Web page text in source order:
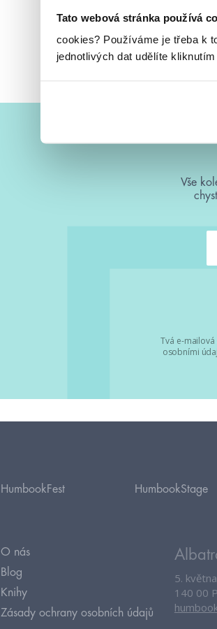
Tato webová stránka používá
cookies? Používáme je třeba k
jednotlivých dat udělíte
Vše
Tvá e-
osobními
HumbookFest HumbookStage
O nás
Blog
Knihy
Zásady ochrany osobních údajů
5.
140 00